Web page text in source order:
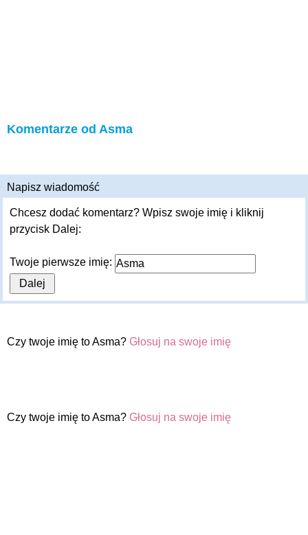
Komentarze od Asma
Napisz wiadomość
Chcesz dodać komentarz? Wpisz swoje imię i kliknij
przycisk Dalej:
Twoje pierwsze imię:
Czy twoje imię to Asma? Głosuj na swoje imię
Czy twoje imię to Asma? Głosuj na swoje imię